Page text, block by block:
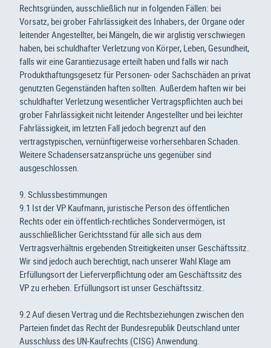
Rechtsgründen, ausschließlich nur in folgenden Fällen: bei
Vorsatz, bei grober Fahrlässigkeit des Inhabers, der Organe oder
leitender Angestellter, bei Mängeln, die wir arglistig verschwiegen
haben, bei schuldhafter Verletzung von Körper, Leben, Gesundheit,
falls wir eine Garantiezusage erteilt haben und falls wir nach
Produkthaftungsgesetz für Personen- oder Sachschäden an privat
genutzten Gegenständen haften sollten. Außerdem haften wir bei
schuldhafter Verletzung wesentlicher Vertragspflichten auch bei
grober Fahrlässigkeit nicht leitender Angestellter und bei leichter
Fahrlässigkeit, im letzten Fall jedoch begrenzt auf den
vertragstypischen, vernünftigerweise vorhersehbaren Schaden.
Weitere Schadensersatzansprüche uns gegenüber sind
ausgeschlossen.
9. Schlussbestimmungen
9.1 Ist der VP Kaufmann, juristische Person des öffentlichen
Rechts oder ein öffentlich-rechtliches Sondervermögen, ist
ausschließlicher Gerichtsstand für alle sich aus dem
Vertragsverhältnis ergebenden Streitigkeiten unser Geschäftssitz.
Wir sind jedoch auch berechtigt, nach unserer Wahl Klage am
Erfüllungsort der Lieferverpflichtung oder am Geschäftssitz des
VP zu erheben. Erfüllungsort ist unser Geschäftssitz.
9.2 Auf diesen Vertrag und die Rechtsbeziehungen zwischen den
Parteien findet das Recht der Bundesrepublik Deutschland unter
Ausschluss des UN-Kaufrechts (CISG) Anwendung.